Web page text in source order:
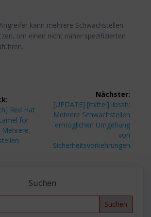
kann mehrere Schwachstellen
um einen nicht näher spezifizierten
Red Hat
for
Mehrere
Nächster:
Nächster
Beitrag:
[UPDATE] [mittel] libssh:
Mehrere Schwachstellen
ermöglichen Umgehung
von
Sicherheitsvorkehrungen
Suchen
Search